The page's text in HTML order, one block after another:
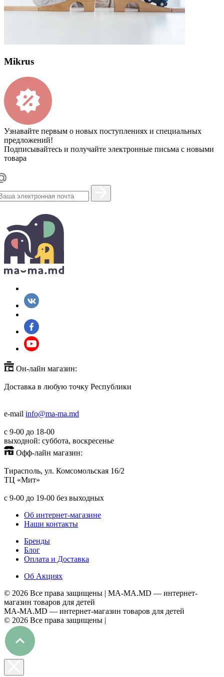
Mikrus
Узнавайте первым о новых поступлениях и специальных
предложений!
Подписывайтесь и получайте электронные письма с новыми
товара
Он-лайн магазин:
Доставка в любую точку Республики
e-mail info@ma-ma.md
с 9-00 до 18-00
выходной: суббота, воскресенье
Офф-лайн магазин:
Тирасполь, ул. Комсомольская 16/2
ТЦ «Мит»
с 9-00 до 19-00 без выходных
Об интернет-магазине
Наши контакты
Бренды
Блог
Оплата и Доставка
Об Акциях
© 2026 Все права защищены | MA-MA.MD — интернет-
магазин товаров для детей
MA-MA.MD — интернет-магазин товаров для детей
© 2026 Все права защищены |